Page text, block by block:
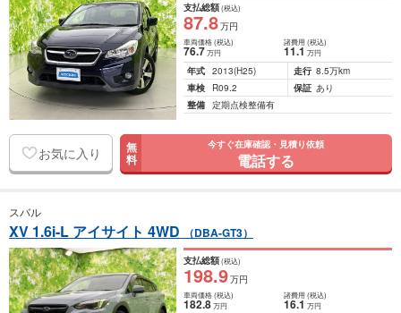
支払総額(税込)
87.8万円
車両価格(税込)
76.7万円
諸費用 (税込)
11.1 万円
年式 2013(H25) 走行 8.5万km
車検
R09.2 保証 あり
整備 定期点検整備有
お気に入り 無
料
今すぐ在庫確認・見積り依頼
電話する
スバル
XV 1.6i-L アイサイト 4WD （DBA-GT3）
支払総額(税込)
198.9万円
車両価格(税込)
182.8万円
諸費用 (税込)
16.1 万円